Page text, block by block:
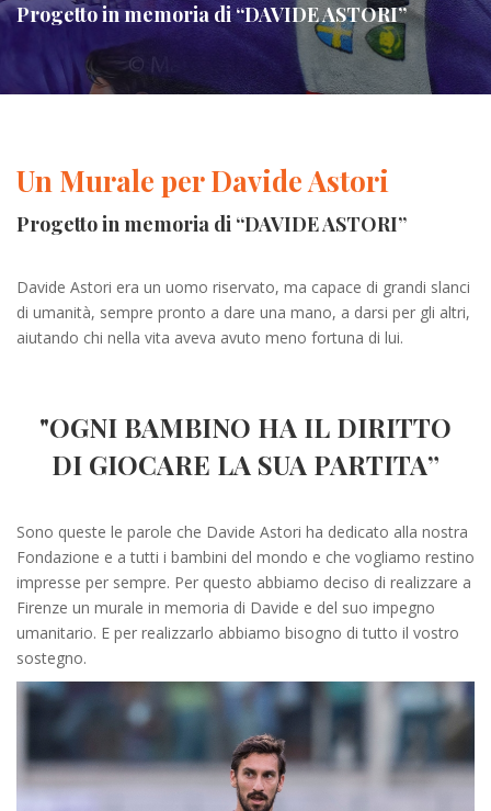
Progetto in memoria di “DAVIDE ASTORI”
Un Murale per Davide Astori
Progetto in memoria di “DAVIDE ASTORI”
Davide Astori era un uomo riservato, ma capace di grandi slanci
di umanità, sempre pronto a dare una mano, a darsi per gli altri,
aiutando chi nella vita aveva avuto meno fortuna di lui.
"OGNI BAMBINO HA IL DIRITTO
DI GIOCARE LA SUA PARTITA”
Sono queste le parole che Davide Astori ha dedicato alla nostra
Fondazione e a tutti i bambini del mondo e che vogliamo restino
impresse per sempre. Per questo abbiamo deciso di realizzare a
Firenze un murale in memoria di Davide e del suo impegno
umanitario. E per realizzarlo abbiamo bisogno di tutto il vostro
sostegno.